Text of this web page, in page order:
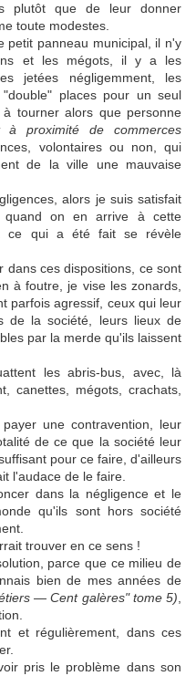
plutôt que de leur donner
toute modestes.
petit panneau municipal, il n'y
et les mégots, il y a les
jetées négligemment, les
places pour un seul
tourner alors que personne
à proximité de commerces
volontaires ou non, qui
de la ville une mauvaise
alors je suis satisfait
quand on en arrive à cette
ce qui a été fait se révèle
dans ces dispositions, ce sont
à foutre, je vise les zonards,
parfois agressif, ceux qui leur
de la société, leurs lieux de
par la merde qu'ils laissent
les abris-bus, avec, là
canettes, mégots, crachats,
une contravention, leur
de ce que la société leur
pour ce faire, d'ailleurs
l'audace de le faire.
dans la négligence et le
qu'ils sont hors société
trouver en ce sens !
parce que ce milieu de
bien de mes années de
— Cent galères" tome 5)
et régulièrement, dans ces
pris le problème dans son